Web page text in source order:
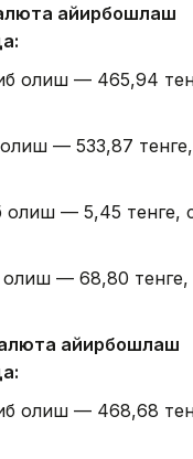
айирбошлаш
олиш — 465,94
— 533,87
олиш — 5,45 тенге,
— 68,80
айирбошлаш
олиш — 468,68